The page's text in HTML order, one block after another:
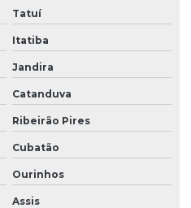
Tatuí
Itatiba
Jandira
Catanduva
Ribeirão Pires
Cubatão
Ourinhos
Assis